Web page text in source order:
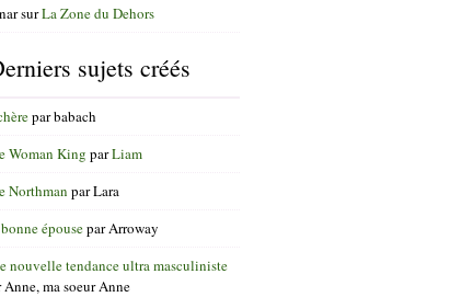
surLa Zone du Dehors
sujets créés
parbabach
Woman King parLiam
Northman parLara
épouseparArroway
nouvelle tendance ultra masculiniste
Anne, ma soeur Anne